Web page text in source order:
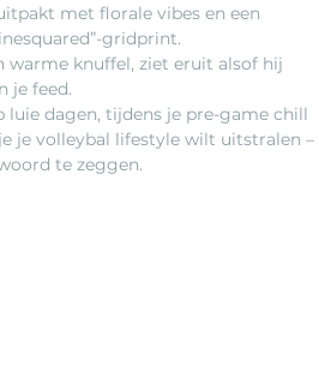
met florale vibes en een
gridprint.
warme knuffel, ziet eruit alsof hij
je feed.
luie dagen, tijdens je pre-game chill
je volleybal lifestyle wilt uitstralen –
te zeggen.